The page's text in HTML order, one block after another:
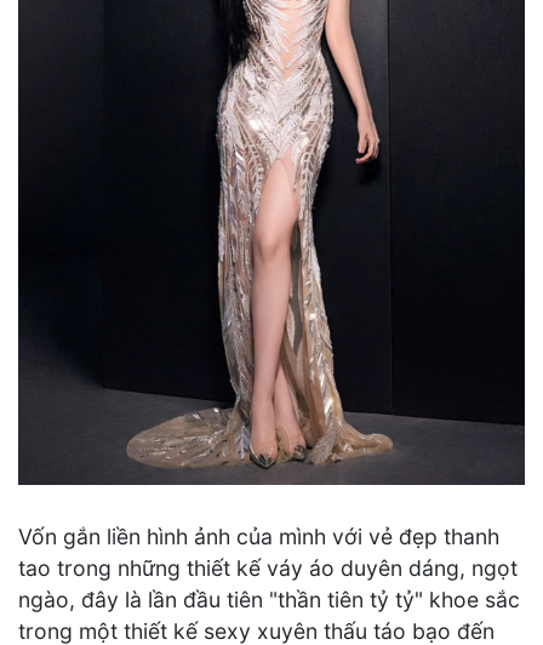
Vốn gắn liền hình ảnh của mình với vẻ đẹp thanh
tao trong những thiết kế váy áo duyên dáng, ngọt
ngào, đây là lần đầu tiên "thần tiên tỷ tỷ" khoe sắc
trong một thiết kế sexy xuyên thấu táo bạo đến